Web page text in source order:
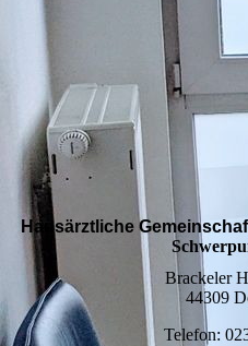
Hausärztliche
Brackeler
44309
Telefon: